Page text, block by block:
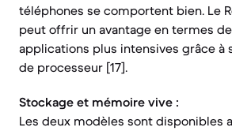
téléphones se comportent bien. Le
peut offrir un avantage en termes
applications plus intensives grâce à
de processeur [17].
Stockage et mémoire vive :
Les deux modèles sont disponibles